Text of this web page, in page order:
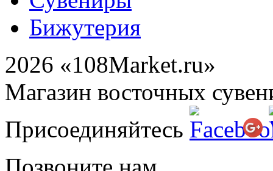
Бижутерия
2026 «108Market.ru»
Магазин восточных
Присоединяйтесь